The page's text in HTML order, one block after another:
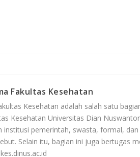
Fakultas Kesehatan
Kesehatan adalah salah satu
Kesehatan Universitas Dian
institusi pemerintah, swasta, formal,
Selain itu, bagian ini juga bertugas